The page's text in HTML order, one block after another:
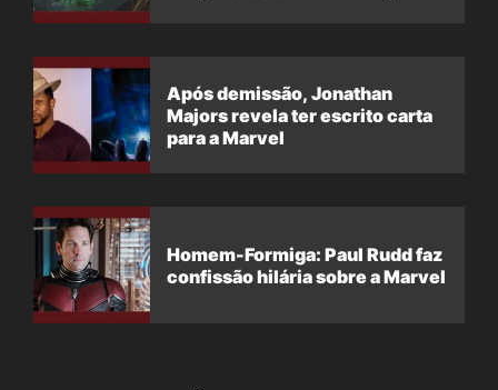
Após demissão, Jonathan
Majors revela ter escrito carta
para a Marvel
Homem-Formiga: Paul Rudd faz
confissão hilária sobre a Marvel